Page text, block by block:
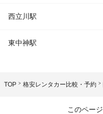
西立川駅
東中神駅
TOP 格安レンタカー比較・予約
このペー